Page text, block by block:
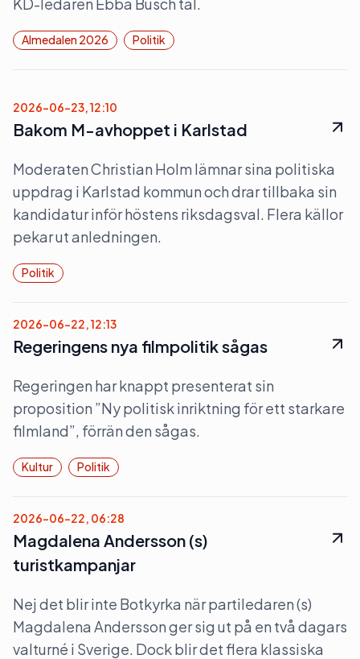
Almedalen 2026 Politik
2026-06-23, 12:10
Bakom M-avhoppet i Karlstad
Moderaten Christian Holm lämnar sina politiska
uppdrag i Karlstad kommun och drar tillbaka sin
kandidatur inför höstens riksdagsval. Flera källor
pekar ut anledningen.
Politik
2026-06-22, 12:13
Regeringens nya filmpolitik sågas
Regeringen har knappt presenterat sin
proposition ”Ny politisk inriktning för ett starkare
filmland”, förrän den sågas.
Kultur Politik
2026-06-22, 06:28
Magdalena Andersson (s)
turistkampanjar
Nej det blir inte Botkyrka när partiledaren (s)
Magdalena Andersson ger sig ut på en två dagars
valturné i Sverige. Dock blir det flera klassiska